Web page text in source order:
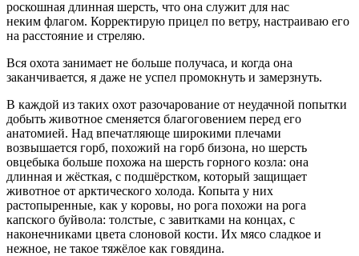
роскошная длинная шерсть, что она служит для нас
неким флагом. Корректирую прицел по ветру, настраиваю его
на расстояние и стреляю.
Вся охота занимает не больше получаса, и когда она
заканчивается, я даже не успел промокнуть и замерзнуть.
В каждой из таких охот разочарование от неудачной попытки
добыть животное сменяется благоговением перед его
анатомией. Над впечатляюще широкими плечами
возвышается горб, похожий на горб бизона, но шерсть
овцебыка больше похожа на шерсть горного козла: она
длинная и жёсткая, с подшёрстком, который защищает
животное от арктического холода. Копыта у них
растопыренные, как у коровы, но рога похожи на рога
капского буйвола: толстые, с завитками на концах, с
наконечниками цвета слоновой кости. Их мясо сладкое и
нежное, не такое тяжёлое как говядина.